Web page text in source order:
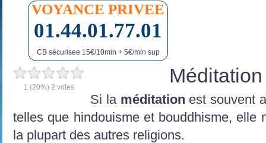
VOYANCE PRIVEE
01.44.01.77.01
CB sécurisee 15€/10min + 5€/min sup
1 (20%) 2 votes
Si la méditation est souvent
telles que hindouisme et bouddhisme, elle
la plupart des autres religions.